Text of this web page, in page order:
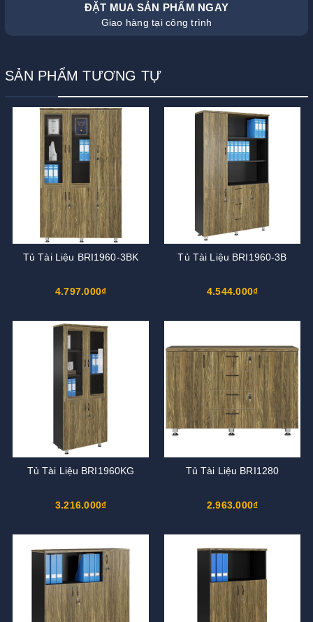
ĐẶT MUA SẢN PHẨM NGAY
Giao hàng tại công trình
SẢN PHẨM TƯƠNG TỰ
Tủ Tài Liệu BRI1960-3BK
4.797.000₫
Tủ Tài Liệu BRI1960-3B
4.544.000₫
Tủ Tài Liệu BRI1960KG
3.216.000₫
Tủ Tài Liệu BRI1280
2.963.000₫